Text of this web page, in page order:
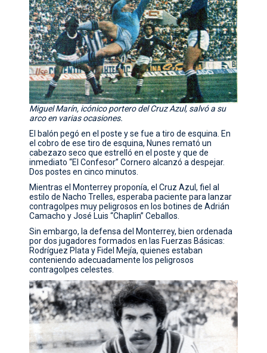
Miguel Marín, icónico portero del Cruz Azul, salvó a su
arco en varias ocasiones.
El balón pegó en el poste y se fue a tiro de esquina. En
el cobro de ese tiro de esquina, Nunes remató un
cabezazo seco que estrelló en el poste y que de
inmediato “El Confesor” Cornero alcanzó a despejar.
Dos postes en cinco minutos.
Mientras el Monterrey proponía, el Cruz Azul, fiel al
estilo de Nacho Trelles, esperaba paciente para lanzar
contragolpes muy peligrosos en los botines de Adrián
Camacho y José Luis “Chaplin” Ceballos.
Sin embargo, la defensa del Monterrey, bien ordenada
por dos jugadores formados en las Fuerzas Básicas:
Rodríguez Plata y Fidel Mejía, quienes estaban
conteniendo adecuadamente los peligrosos
contragolpes celestes.